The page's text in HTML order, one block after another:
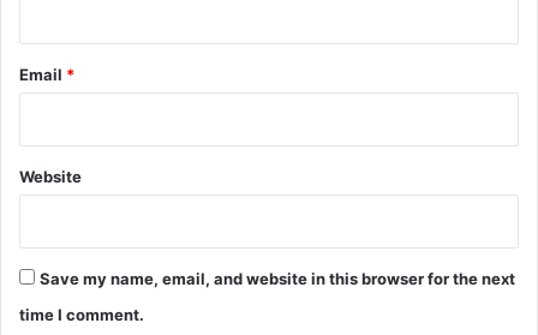
Email *
Website
Save my name, email, and website in this browser for the next
time I comment.